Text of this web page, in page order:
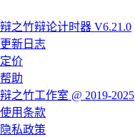
辩之竹辩论计时器 V6.21.0
更新日志
定价
帮助
辩之竹工作室 @ 2019-2025
使用条款
隐私政策